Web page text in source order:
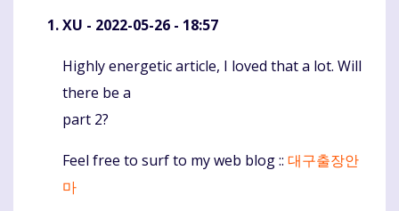
XU - 2022-05-26 - 18:57
Komentaras
Highly energetic article, I loved that a lot. Will
there be a
part 2?
Feel free to surf to my web blog :: 대구출장안
마